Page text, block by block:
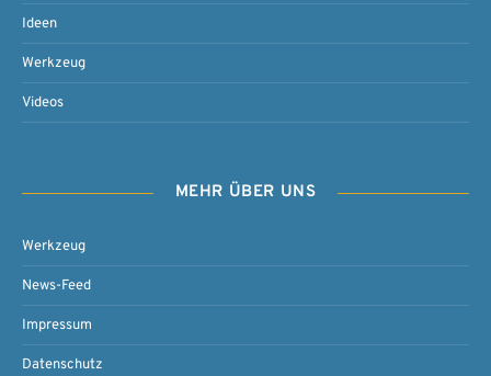
Ideen
Werkzeug
Videos
MEHR ÜBER UNS
Werkzeug
News-Feed
Impressum
Datenschutz